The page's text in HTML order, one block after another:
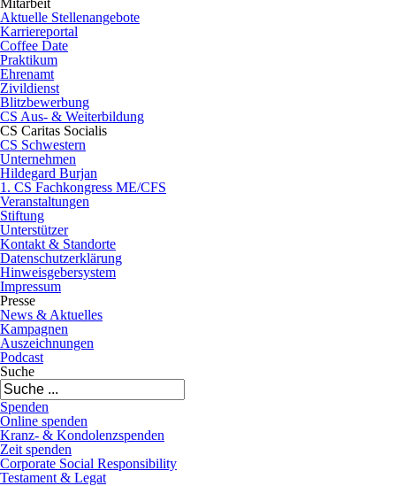
Mitarbeit
Aktuelle Stellenangebote
Karriereportal
Coffee Date
Praktikum
Ehrenamt
Zivildienst
Blitzbewerbung
CS Aus- & Weiterbildung
CS Caritas Socialis
CS Schwestern
Unternehmen
Hildegard Burjan
1. CS Fachkongress ME/CFS
Veranstaltungen
Stiftung
Unterstützer
Kontakt & Standorte
Datenschutzerklärung
Hinweisgebersystem
Impressum
Presse
News & Aktuelles
Kampagnen
Auszeichnungen
Podcast
Suche
Spenden
Online spenden
Kranz- & Kondolenzspenden
Zeit spenden
Corporate Social Responsibility
Testament & Legat